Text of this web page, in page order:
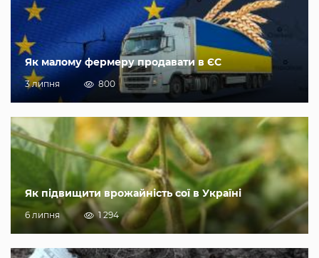
Як малому фермеру продавати в ЄС
3 липня 800
Як підвищити врожайність сої в Україні
6 липня 1 294